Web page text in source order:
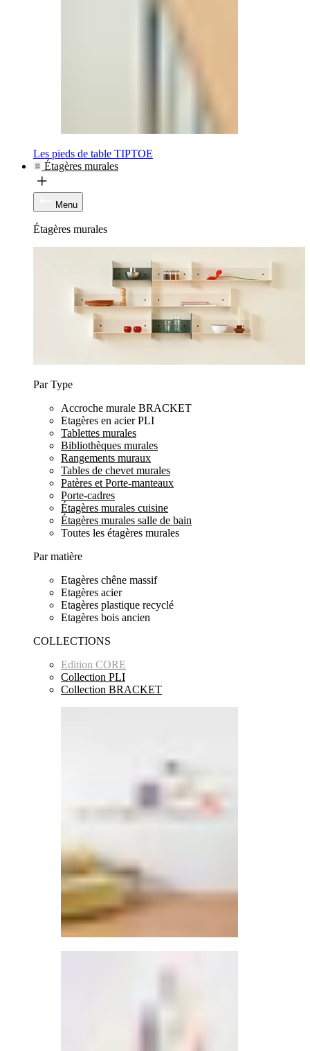
Les pieds de table TIPTOE
Étagères murales
Menu
Étagères murales
Par Type
Accroche murale BRACKET
Etagères en acier PLI
Tablettes murales
Bibliothèques murales
Rangements muraux
Tables de chevet murales
Patères et Porte-manteaux
Porte-cadres
Étagères murales cuisine
Étagères murales salle de bain
Toutes les étagères murales
Par matière
Etagères chêne massif
Etagères acier
Etagères plastique recyclé
Etagères bois ancien
COLLECTIONS
Edition CORE
Collection PLI
Collection BRACKET